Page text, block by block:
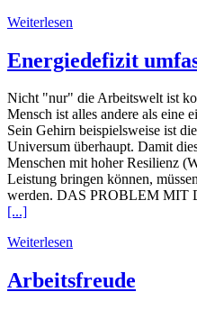
Weiterlesen
Energiedefizit
Nicht "nur" die Arbeitswelt ist
Mensch ist alles andere als eine
Sein Gehirn beispielsweise ist
Universum überhaupt. Damit
Menschen mit hoher Resilienz
Leistung bringen können,
werden. DAS PROBLEM MIT
[...]
Weiterlesen
Arbeitsfreude